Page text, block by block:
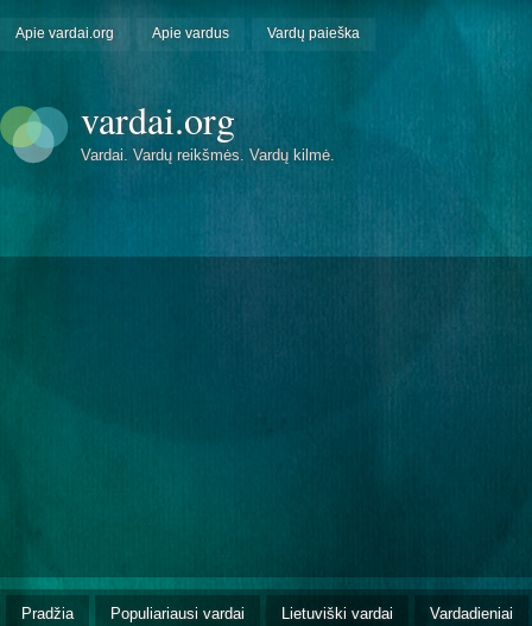
Apie vardai.org Apie vardus Vardų paieška
vardai.org
Vardai. Vardų reikšmės. Vardų kilmė.
Pradžia Populiariausi vardai Lietuviški vardai Vardadieniai